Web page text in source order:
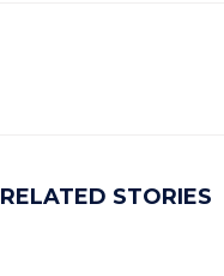
RELATED STORIES